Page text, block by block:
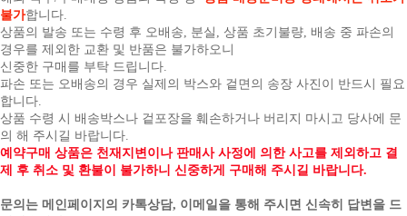
불가합니다.
상품의 발송 또는 수령 후 오배송, 분실, 상품 초기불량, 배송 중 파손의
경우를 제외한 교환 및 반품은 불가하오니
신중한 구매를 부탁 드립니다.
파손 또는 오배송의 경우 실제의 박스와 겉면의 송장 사진이 반드시 필요
합니다.
상품 수령 시 배송박스나 겉포장을 훼손하거나 버리지 마시고 당사에 문
의 해 주시길 바랍니다.
예약구매 상품은 천재지변이나 판매사 사정에 의한 사고를 제외하고 결
제 후 취소 및 환불이 불가하니 신중하게 구매해 주시길 바랍니다.
문의는 메인페이지의 카톡상담, 이메일을 통해 주시면 신속히 답변을 드